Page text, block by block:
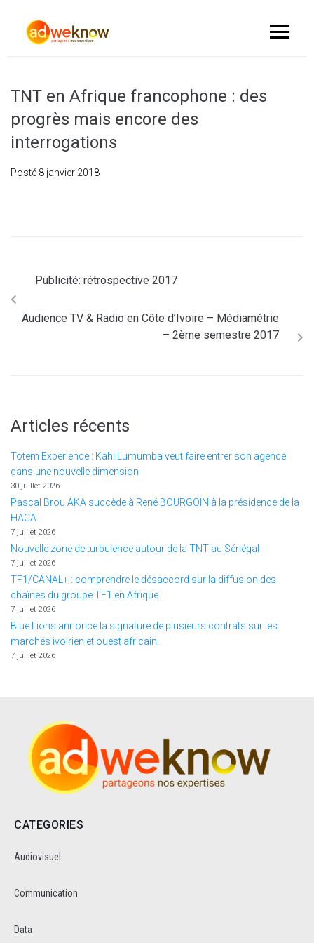
TNT en Afrique francophone : des
progrès mais encore des
interrogations
Posté 8 janvier 2018
Publicité: rétrospective 2017
Audience TV & Radio en Côte d’Ivoire – Médiamétrie
– 2ème semestre 2017
Articles récents
Totem Experience : Kahi Lumumba veut faire entrer son agence
dans une nouvelle dimension
30 juillet 2026
Pascal Brou AKA succède à René BOURGOIN à la présidence de la
HACA
7 juillet 2026
Nouvelle zone de turbulence autour de la TNT au Sénégal
7 juillet 2026
TF1/CANAL+ : comprendre le désaccord sur la diffusion des
chaînes du groupe TF1 en Afrique
7 juillet 2026
Blue Lions annonce la signature de plusieurs contrats sur les
marchés ivoirien et ouest africain.
7 juillet 2026
CATEGORIES
Audiovisuel
Communication
Data